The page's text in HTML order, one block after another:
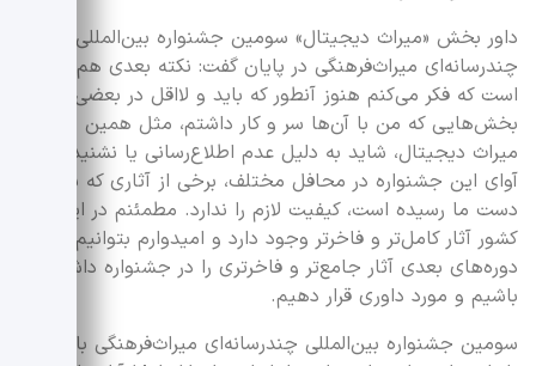
داور بخش «میراث دیجیتال» سومین جشنواره بین‌المللی
چندرسانه‌ای میراث‌فرهنگی در پایان گفت: نکته بعدی هم این
است که فکر می‌کنم هنوز آنطور که باید و لااقل در بعضی از
بخش‌هایی که من با آن‌ها سر و کار داشتم، مثل همین حوزه
میراث دیجیتال، شاید به دلیل‌ عدم اطلاع‌رسانی یا نشنیدن
آوای این جشنواره در محافل مختلف، برخی از آثاری که به
دست ما رسیده است، کیفیت لازم را ندارد. مطمئنم در این
کشور آثار کامل‌تر و فاخر‌تر وجود دارد و امیدوارم بتوانیم در
دوره‌های بعدی آثار جامع‌تر و فاخر‌تری را در جشنواره داشته
باشیم و مورد داوری قرار دهیم.
سومین جشنواره بین‌المللی چندرسانه‌ای میراث‌فرهنگی با شعار